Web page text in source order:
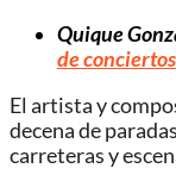
Quique
de
El artista y
decena de
carreteras y